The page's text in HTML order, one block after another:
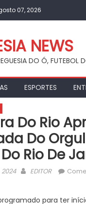
07, 2026
NEWS
DO Ó, FUTEBOL
ESPORTES
Do Rio
Do
Rio De
Author
EDITOR
para ter